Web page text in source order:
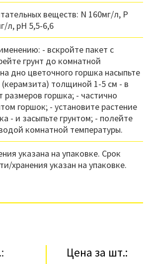
веществ: N 160мг/л, P
л, pH 5,5-6,6
- вскройте пакет с
грунт до комнатной
дно цветочного горшка насыпьте
толщиной 1-5 см - в
размеров горшка; - частично
горшок; - установите растение
- и засыпьте грунтом; - полейте
комнатной температуры.
указана на упаковке. Срок
хранения указан на упаковке.
Цена за шт.: